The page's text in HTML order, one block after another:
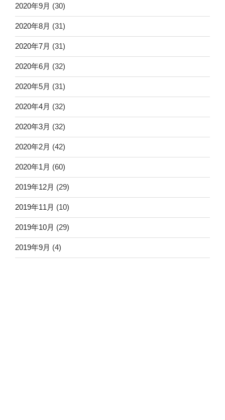
2020年9月 (30)
2020年8月 (31)
2020年7月 (31)
2020年6月 (32)
2020年5月 (31)
2020年4月 (32)
2020年3月 (32)
2020年2月 (42)
2020年1月 (60)
2019年12月 (29)
2019年11月 (10)
2019年10月 (29)
2019年9月 (4)